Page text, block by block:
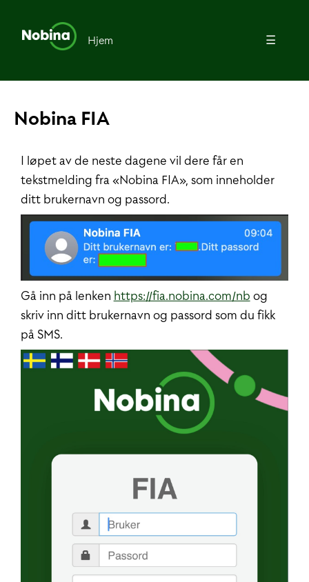
Hjem ☰
Nobina FIA
I løpet av de neste dagene vil dere får en
tekstmelding fra «Nobina FIA», som inneholder
ditt brukernavn og passord.
Gå inn på lenken https://fia.nobina.com/nb og
skriv inn ditt brukernavn og passord som du fikk
på SMS.